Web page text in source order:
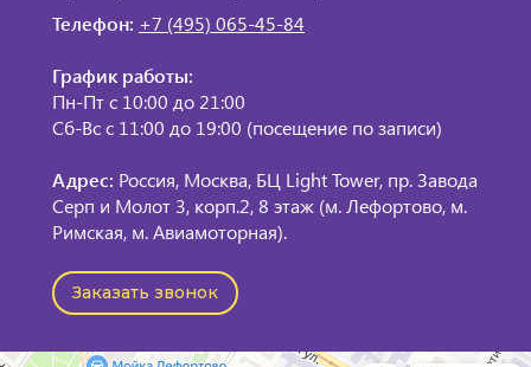
Телефон: +7 (495) 065-45-84
График работы:
Пн-Пт с 10:00 до 21:00
Сб-Вс с 11:00 до 19:00 (посещение по записи)
Адрес: Россия, Москва, БЦ Light Tower, пр. Завода
Серп и Молот 3, корп.2, 8 этаж (м. Лефортово, м.
Римская, м. Авиамоторная).
Заказать звонок